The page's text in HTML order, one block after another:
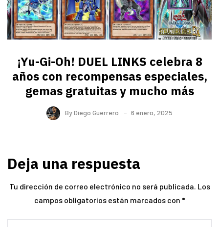
¡Yu-Gi-Oh! DUEL LINKS celebra 8
años con recompensas especiales,
gemas gratuitas y mucho más
ByDiego Guerrero 6 enero, 2025
Deja una respuesta
Tu dirección de correo electrónico no será publicada. Los
campos obligatorios están marcados con *